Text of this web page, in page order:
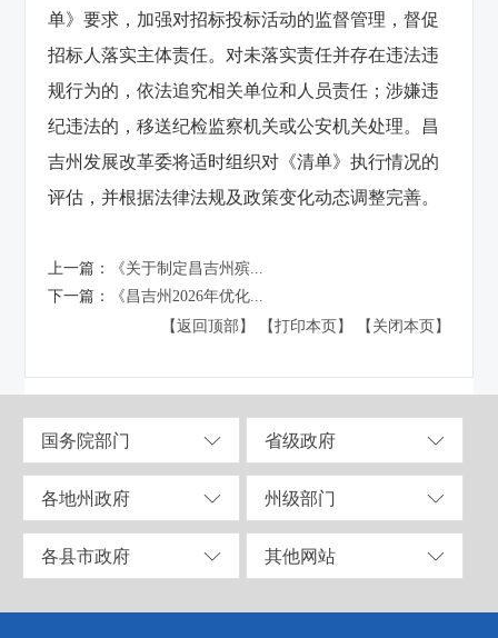
单》要求，加强对招标投标活动的监督管理，督促
招标人落实主体责任。对未落实责任并存在违法违
规行为的，依法追究相关单位和人员责任；涉嫌违
纪违法的，移送纪检监察机关或公安机关处理。昌
吉州发展改革委将适时组织对《清单》执行情况的
评估，并根据法律法规及政策变化动态调整完善。
上一篇：
《关于制定昌吉州殡...
下一篇：
《昌吉州2026年优化...
【返回顶部】
【打印本页】 【关闭本页】
国务院部门 省级政府
各地州政府 州级部门
各县市政府 其他网站